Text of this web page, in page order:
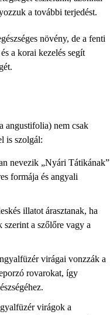
a további terjedést.
növény, de a fenti
a korai kezelés segít
angustifolia) nem csak
is szolgál:
nevezik „Nyári Tátikának”
formája és angyali
illatot árasztanak, ha
a szőlőre vagy a
virágai vonzzák a
rovarokat, így
virágok a